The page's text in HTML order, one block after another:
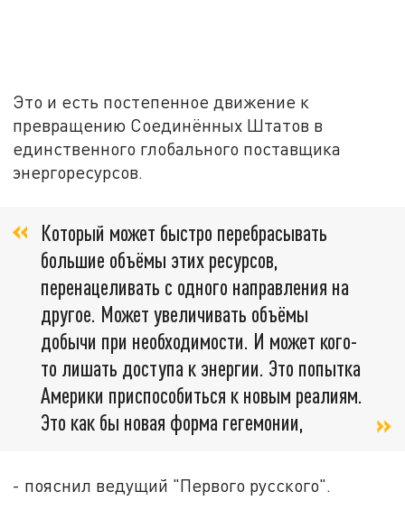
Это и есть постепенное движение к
превращению Соединённых Штатов в
единственного глобального поставщика
энергоресурсов.
Который может быстро перебрасывать
большие объёмы этих ресурсов,
перенацеливать с одного направления на
другое. Может увеличивать объёмы
добычи при необходимости. И может кого-
то лишать доступа к энергии. Это попытка
Америки приспособиться к новым реалиям.
Это как бы новая форма гегемонии,
- пояснил ведущий "Первого русского".